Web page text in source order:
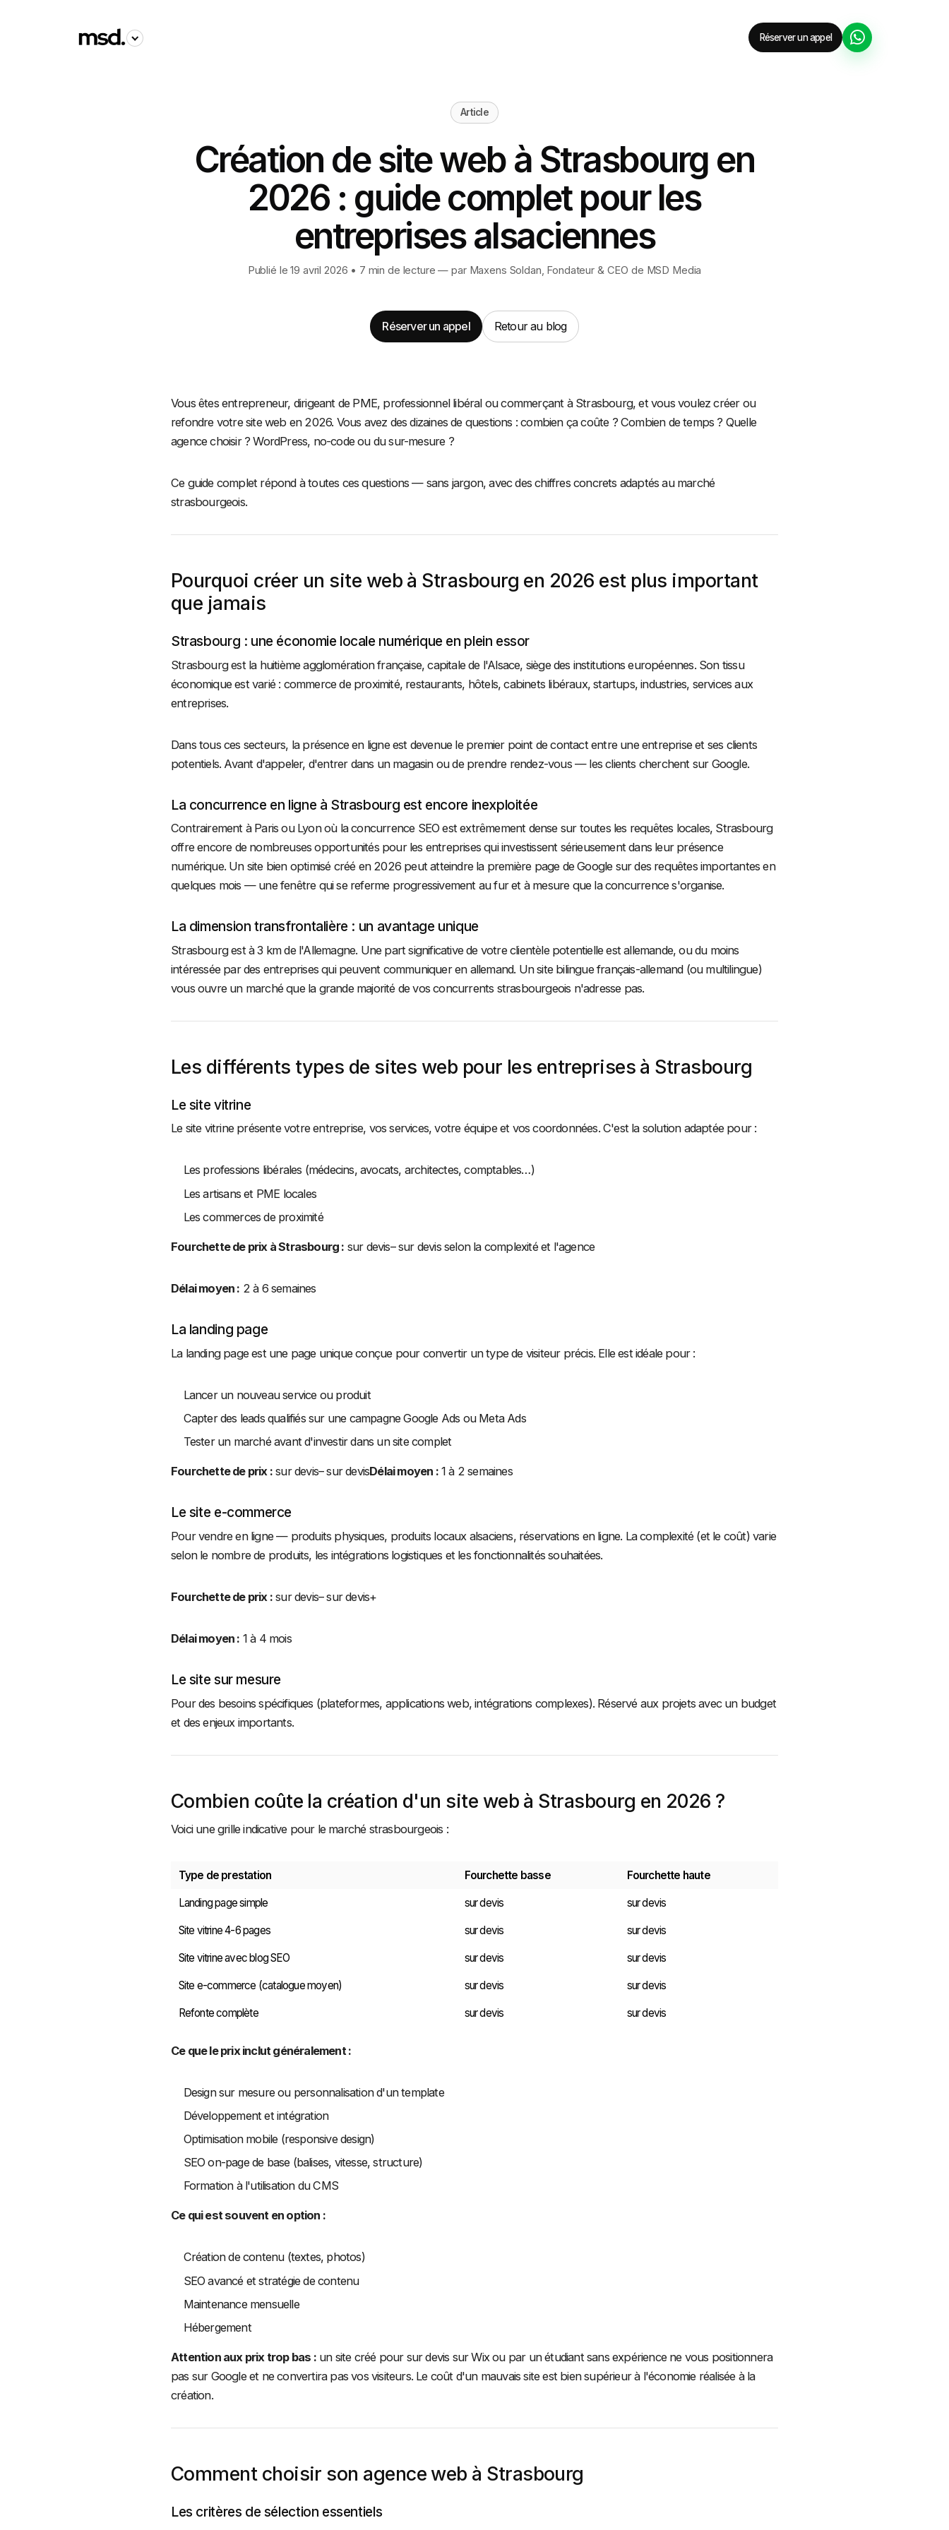
Réserver un appel
Article
Création de site web à Strasbourg en
2026 : guide complet pour les
entreprises alsaciennes
Publié le 19 avril 2026 • 7 min de lecture — par Maxens Soldan, Fondateur & CEO de MSD Media
Réserver un appel Retour au blog
Vous êtes entrepreneur, dirigeant de PME, professionnel libéral ou commerçant à Strasbourg, et vous voulez créer ou
refondre votre site web en 2026. Vous avez des dizaines de questions : combien ça coûte ? Combien de temps ? Quelle
agence choisir ? WordPress, no-code ou du sur-mesure ?
Ce guide complet répond à toutes ces questions — sans jargon, avec des chiffres concrets adaptés au marché
strasbourgeois.
Pourquoi créer un site web à Strasbourg en 2026 est plus important
que jamais
Strasbourg : une économie locale numérique en plein essor
Strasbourg est la huitième agglomération française, capitale de l'Alsace, siège des institutions européennes. Son tissu
économique est varié : commerce de proximité, restaurants, hôtels, cabinets libéraux, startups, industries, services aux
entreprises.
Dans tous ces secteurs, la présence en ligne est devenue le premier point de contact entre une entreprise et ses clients
potentiels. Avant d'appeler, d'entrer dans un magasin ou de prendre rendez-vous — les clients cherchent sur Google.
La concurrence en ligne à Strasbourg est encore inexploitée
Contrairement à Paris ou Lyon où la concurrence SEO est extrêmement dense sur toutes les requêtes locales, Strasbourg
offre encore de nombreuses opportunités pour les entreprises qui investissent sérieusement dans leur présence
numérique. Un site bien optimisé créé en 2026 peut atteindre la première page de Google sur des requêtes importantes en
quelques mois — une fenêtre qui se referme progressivement au fur et à mesure que la concurrence s'organise.
La dimension transfrontalière : un avantage unique
Strasbourg est à 3 km de l'Allemagne. Une part significative de votre clientèle potentielle est allemande, ou du moins
intéressée par des entreprises qui peuvent communiquer en allemand. Un site bilingue français-allemand (ou multilingue)
vous ouvre un marché que la grande majorité de vos concurrents strasbourgeois n'adresse pas.
Les différents types de sites web pour les entreprises à Strasbourg
Le site vitrine
Le site vitrine présente votre entreprise, vos services, votre équipe et vos coordonnées. C'est la solution adaptée pour :
Les professions libérales (médecins, avocats, architectes, comptables…)
Les artisans et PME locales
Les commerces de proximité
Fourchette de prix à Strasbourg : sur devis– sur devis selon la complexité et l'agence
Délai moyen : 2 à 6 semaines
La landing page
La landing page est une page unique conçue pour convertir un type de visiteur précis. Elle est idéale pour :
Lancer un nouveau service ou produit
Capter des leads qualifiés sur une campagne Google Ads ou Meta Ads
Tester un marché avant d'investir dans un site complet
Fourchette de prix : sur devis– sur devisDélai moyen :1 à 2 semaines
Le site e-commerce
Pour vendre en ligne — produits physiques, produits locaux alsaciens, réservations en ligne. La complexité (et le coût) varie
selon le nombre de produits, les intégrations logistiques et les fonctionnalités souhaitées.
Fourchette de prix : sur devis– sur devis+
Délai moyen : 1 à 4 mois
Le site sur mesure
Pour des besoins spécifiques (plateformes, applications web, intégrations complexes). Réservé aux projets avec un budget
et des enjeux importants.
Combien coûte la création d'un site web à Strasbourg en 2026 ?
Voici une grille indicative pour le marché strasbourgeois :
Type de prestation Fourchette basse Fourchette haute
Landing page simple sur devis sur devis
Site vitrine 4-6 pages sur devis sur devis
Site vitrine avec blog SEO sur devis sur devis
Site e-commerce (catalogue moyen) sur devis sur devis
Refonte complète sur devis sur devis
Ce que le prix inclut généralement :
Design sur mesure ou personnalisation d'un template
Développement et intégration
Optimisation mobile (responsive design)
SEO on-page de base (balises, vitesse, structure)
Formation à l'utilisation du CMS
Ce qui est souvent en option :
Création de contenu (textes, photos)
SEO avancé et stratégie de contenu
Maintenance mensuelle
Hébergement
Attention aux prix trop bas :un site créé pour sur devis sur Wix ou par un étudiant sans expérience ne vous positionnera
pas sur Google et ne convertira pas vos visiteurs. Le coût d'un mauvais site est bien supérieur à l'économie réalisée à la
création.
Comment choisir son agence web à Strasbourg
Les critères de sélection essentiels